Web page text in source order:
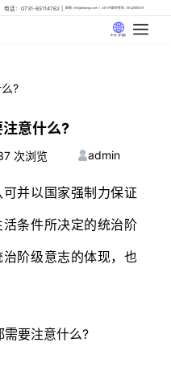
电话：0731-85114762 邮箱: info@artlangs.com 24小时翻译管家: 18142666316
中文 (中国)
?
意什么?
次浏览 admin
并以国家强制力保证
条件所决定的统治阶
阶级意志的体现，也